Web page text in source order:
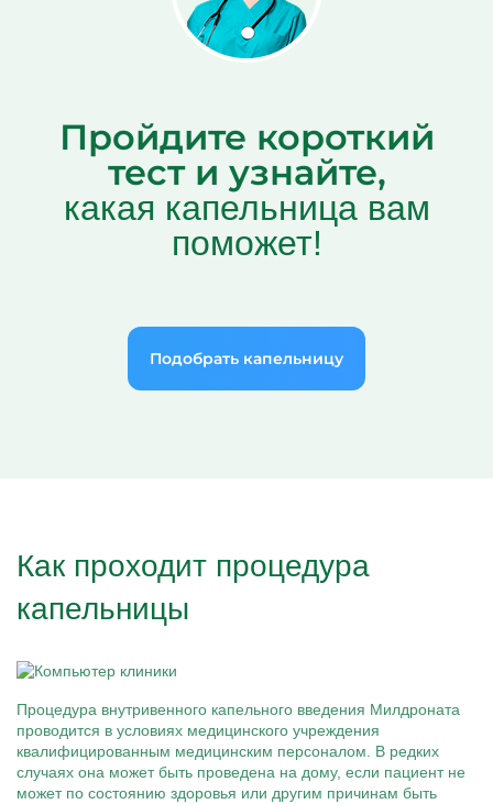
Пройдите короткий
тест и узнайте,
какая капельница вам
поможет!
Подобрать капельницу
Как проходит процедура
капельницы
Процедура внутривенного капельного введения Милдроната
проводится в условиях медицинского учреждения
квалифицированным медицинским персоналом. В редких
случаях она может быть проведена на дому, если пациент не
может по состоянию здоровья или другим причинам быть